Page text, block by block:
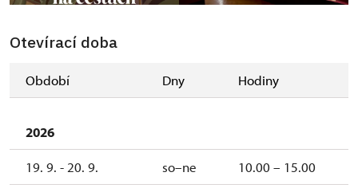
Otevírací doba
Období Dny Hodiny
2026
19. 9. - 20. 9. so–ne 10.00 – 15.00